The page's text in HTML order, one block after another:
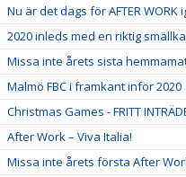
Nu är det dags för AFTER WORK
2020 inleds med en riktig
Missa inte årets sista
Malmö FBC i framkant inför 2020
Christmas Games - FRITT
After Work – Viva Italia!
Missa inte årets första After